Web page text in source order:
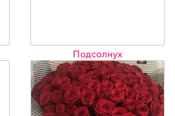
Подсолнух